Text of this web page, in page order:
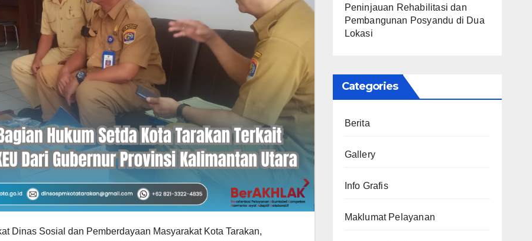
Dinas Sosial dan Pemberdayaan Masyarakat Kota Tarakan,
Peninjauan Rehabilitasi dan
Pembangunan Posyandu di Dua
Lokasi
Categories
Berita
Gallery
Info Grafis
Maklumat Pelayanan